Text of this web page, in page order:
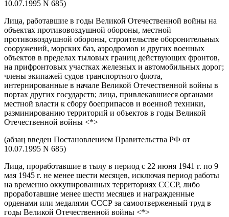
10.07.1995 N 685)
Лица, работавшие в годы Великой Отечественной войны на
объектах противовоздушной обороны, местной
противовоздушной обороны, строительстве оборонительных
сооружений, морских баз, аэродромов и других военных
объектов в пределах тыловых границ действующих фронтов,
на прифронтовых участках железных и автомобильных дорог;
члены экипажей судов транспортного флота,
интернированные в начале Великой Отечественной войны в
портах других государств; лица, привлекавшиеся органами
местной власти к сбору боеприпасов и военной техники,
разминированию территорий и объектов в годы Великой
Отечественной войны <*>
(абзац введен Постановлением Правительства РФ от
10.07.1995 N 685)
Лица, проработавшие в тылу в период с 22 июня 1941 г. по 9
мая 1945 г. не менее шести месяцев, исключая период работы
на временно оккупированных территориях СССР, либо
проработавшие менее шести месяцев и награжденные
орденами или медалями СССР за самоотверженный труд в
годы Великой Отечественной войны <*>